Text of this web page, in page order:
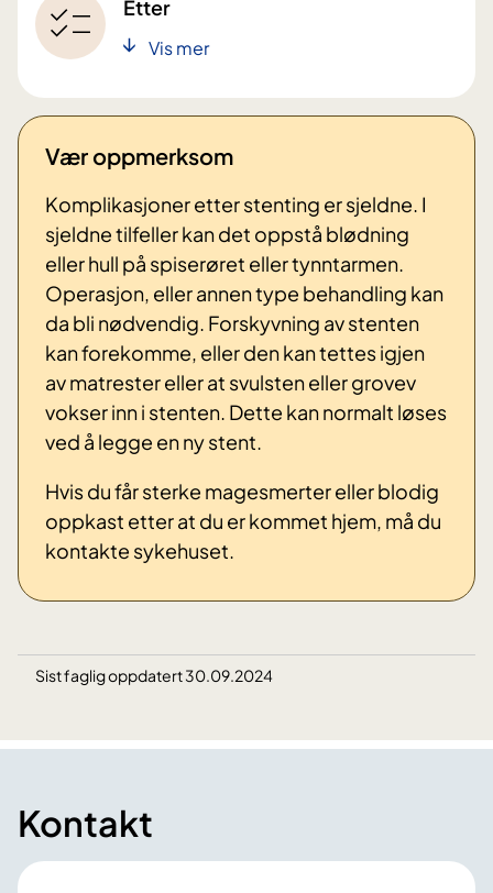
Etter
Vis mer
Vær oppmerksom
Komplikasjoner etter stenting er sjeldne. I
sjeldne tilfeller kan det oppstå blødning
eller hull på spiserøret eller tynntarmen.
Operasjon, eller annen type behandling kan
da bli nødvendig. Forskyvning av stenten
kan forekomme, eller den kan tettes igjen
av matrester eller at svulsten eller grovev
vokser inn i stenten. Dette kan normalt løses
ved å legge en ny stent.
Hvis du får sterke magesmerter eller blodig
oppkast etter at du er kommet hjem, må du
kontakte sykehuset.
Sist faglig oppdatert 30.09.2024
Kontakt